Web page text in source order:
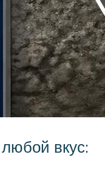
вкус: